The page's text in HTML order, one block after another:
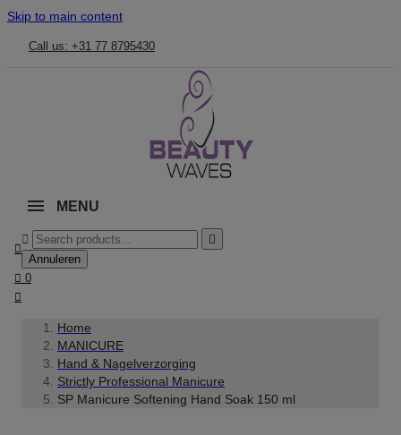
Skip to main content
Call us: +31 77 8795430
MENU



Annuleren
 0

Home
MANICURE
Hand & Nagelverzorging
Strictly Professional Manicure
SP Manicure Softening Hand Soak 150 ml